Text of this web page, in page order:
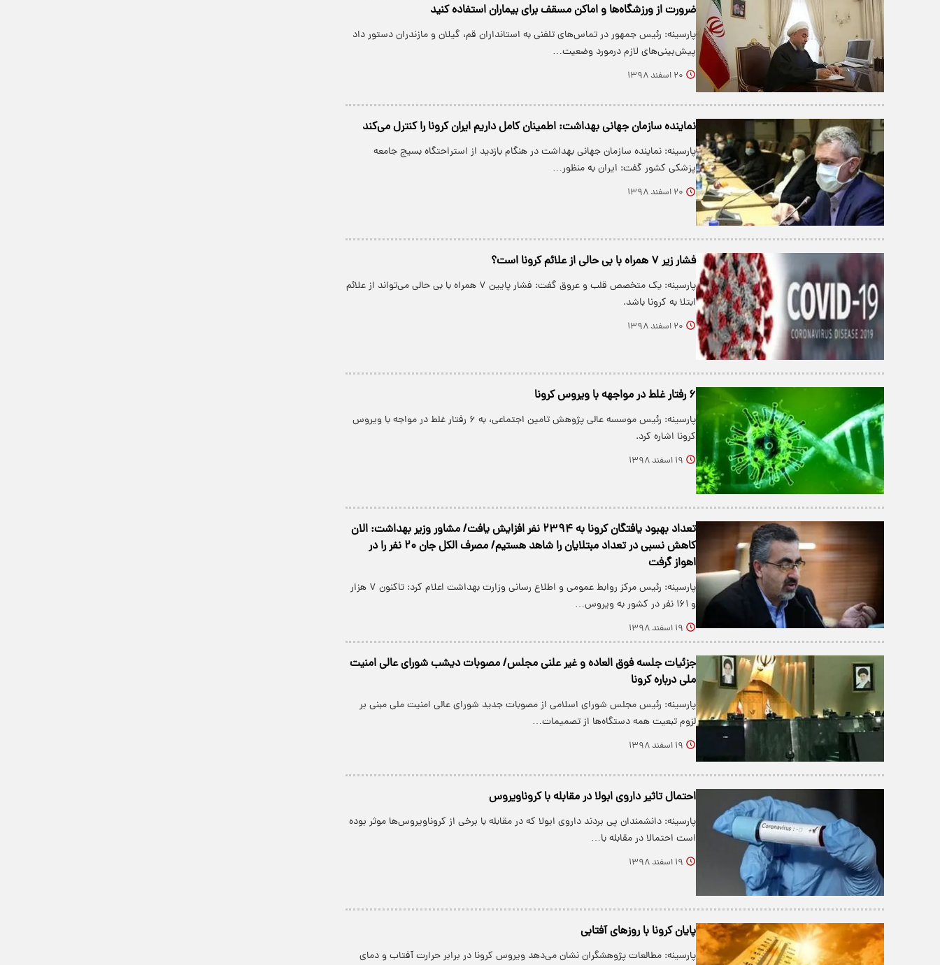
ضرورت از ورزشگاه‌ها و اماکن مسقف برای بیماران استفاده کنید
پارسینه: رئیس جمهور در تماس‌های تلفنی به استانداران قم، گیلان و مازندران دستور داد
پیش‌بینی‌های لازم درمورد وضعیت…
۲۰ اسفند ۱۳۹۸
نماینده سازمان جهانی بهداشت: اطمینان کامل داریم ایران کرونا را کنترل می‌کند
پارسینه: نماینده سازمان جهانی بهداشت در هنگام بازدید از استراحتگاه بسیج جامعه
پزشکی کشور گفت: ایران به منظور…
۲۰ اسفند ۱۳۹۸
فشار زیر ۷ همراه با بی حالی از علائم کرونا است؟
پارسینه: یک متخصص قلب و عروق گفت: فشار پایین ۷ همراه با بی حالی می‌تواند از علائم
ابتلا به کرونا باشد.
۲۰ اسفند ۱۳۹۸
۶ رفتار غلط در مواجهه با ویروس کرونا
پارسینه: رئیس موسسه عالی پژوهش تامین اجتماعی، به ۶ رفتار غلط در مواجه با ویروس
کرونا اشاره کرد.
۱۹ اسفند ۱۳۹۸
تعداد بهبود یافتگان کرونا به ۲۳۹۴ نفر افزایش یافت/ مشاور وزیر بهداشت: الان
کاهش نسبی در تعداد مبتلایان را شاهد هستیم/ مصرف الکل جان ۲۰ نفر را در
اهواز گرفت
پارسینه: رئیس مرکز روابط عمومی و اطلاع رسانی وزارت بهداشت اعلام کرد: تاکنون ۷ هزار
و ۱۶۱ نفر در کشور به ویروس…
۱۹ اسفند ۱۳۹۸
جزئیات جلسه فوق العاده و غیر علنی مجلس/ مصوبات دیشب شورای عالی امنیت
ملی درباره کرونا
پارسینه: رئیس مجلس شورای اسلامی از مصوبات جدید شورای عالی امنیت ملی مبنی بر
لزوم تبعیت همه دستگاه‌ها از تصمیمات…
۱۹ اسفند ۱۳۹۸
احتمال تاثیر داروی ابولا در مقابله با کروناویروس
پارسینه: دانشمندان پی بردند داروی ابولا که در مقابله با برخی از کروناویروس‌ها موثر بوده
است احتمالا در مقابله با…
۱۹ اسفند ۱۳۹۸
پایان کرونا با روز‌های آفتابی
پارسینه: مطالعات پژوهشگران نشان می‌دهد ویروس کرونا در برابر حرارت آفتاب و دمای